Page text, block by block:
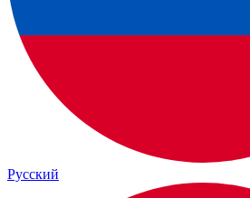
Русский